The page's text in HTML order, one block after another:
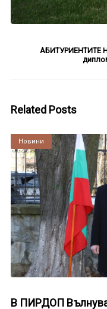
АБИТУРИЕНТИТЕ
Related Posts
Култура
Новини
В ПИРДОП